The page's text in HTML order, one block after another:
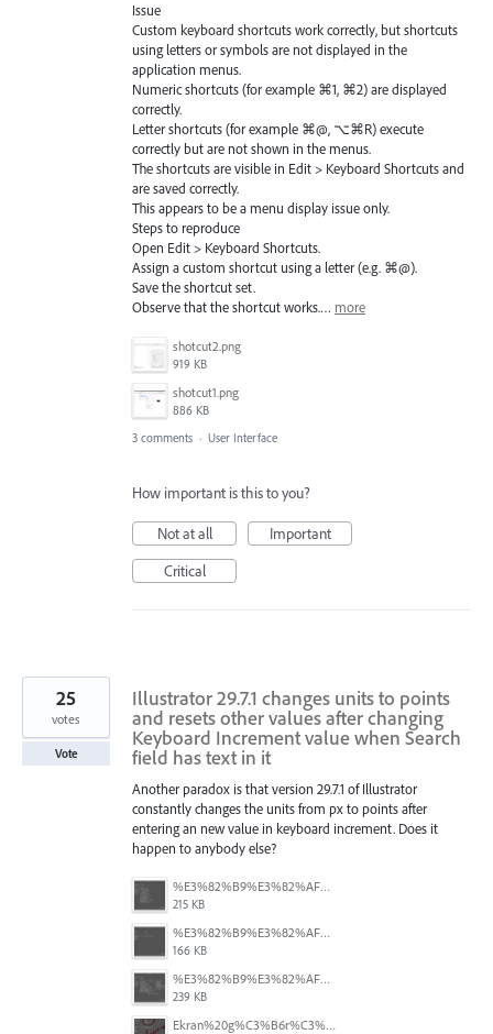
Issue
Custom keyboard shortcuts work correctly, but shortcuts
using letters or symbols are not displayed in the
application menus.
Numeric shortcuts (for example ⌘1, ⌘2) are displayed
correctly.
Letter shortcuts (for example ⌘@, ⌥⌘R) execute
correctly but are not shown in the menus.
The shortcuts are visible in Edit > Keyboard Shortcuts and
are saved correctly.
This appears to be a menu display issue only.
Steps to reproduce
Open Edit > Keyboard Shortcuts.
Assign a custom shortcut using a letter (e.g. ⌘@).
Save the shortcut set.
Observe that the shortcut works.… more
shotcut2.png
919 KB
shotcut1.png
886 KB
3 comments · User Interface
How important is this to you?
Not at all
Important
Critical
Illustrator 29.7.1 changes units to points
and resets other values after changing
Keyboard Increment value when Search
field has text in it
Another paradox is that version 29.7.1 of Illustrator
constantly changes the units from px to points after
entering an new value in keyboard increment. Does it
happen to anybody else?
%E3%82%B9%E3%82%AF%E3%83%AA%E3%83%BC%E3%83%B3%E3%82%B7%E3%83%A7%E3%83%83%E3%83%88%202025-08-16%2022.05.18.png
215 KB
%E3%82%B9%E3%82%AF%E3%83%AA%E3%83%BC%E3%83%B3%E3%82%B7%E3%83%A7%E3%83%83%E3%83%88%202025-08-16%2022.05.10.png
166 KB
%E3%82%B9%E3%82%AF%E3%83%AA%E3%83%BC%E3%83%B3%E3%82%B7%E3%83%A7%E3%83%83%E3%83%88%202025-08-16%2022.05.06.png
239 KB
Ekran%20g%C3%B6r%C3%BCnt%C3%BCs%C3%BC%202025-08-11%20133103.png
25
votes
Vote